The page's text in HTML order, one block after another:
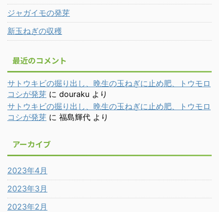
ジャガイモの発芽
新玉ねぎの収穫
最近のコメント
サトウキビの掘り出し、晩生の玉ねぎに止め肥、トウモロ
コシが発芽 に douraku より
サトウキビの掘り出し、晩生の玉ねぎに止め肥、トウモロ
コシが発芽 に 福島輝代 より
アーカイブ
2023年4月
2023年3月
2023年2月